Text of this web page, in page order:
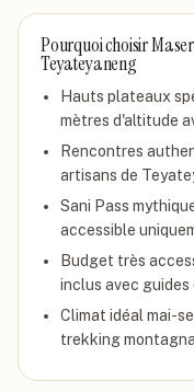
Pourquoi choisir
Teyateyaneng
Hauts plateaux
mètres d'altitude
Rencontres
artisans de
Sani Pass
accessible
Budget très
inclus avec
Climat idéal mai-
trekking